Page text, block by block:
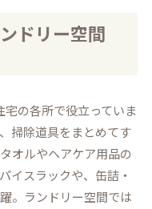
ドリー空間
の各所で役立っていま
掃除道具をまとめてす
オルやヘアケア用品の
イスラックや、缶詰・
。ランドリー空間では